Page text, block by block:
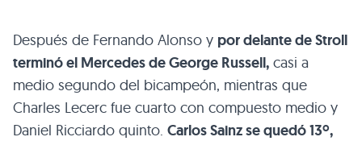
Después de Fernando Alonso y por delante de Stroll
terminó el Mercedes de George Russell, casi a
medio segundo del bicampeón, mientras que
Charles Lecerc fue cuarto con compuesto medio y
Daniel Ricciardo quinto. Carlos Sainz se quedó 13º,